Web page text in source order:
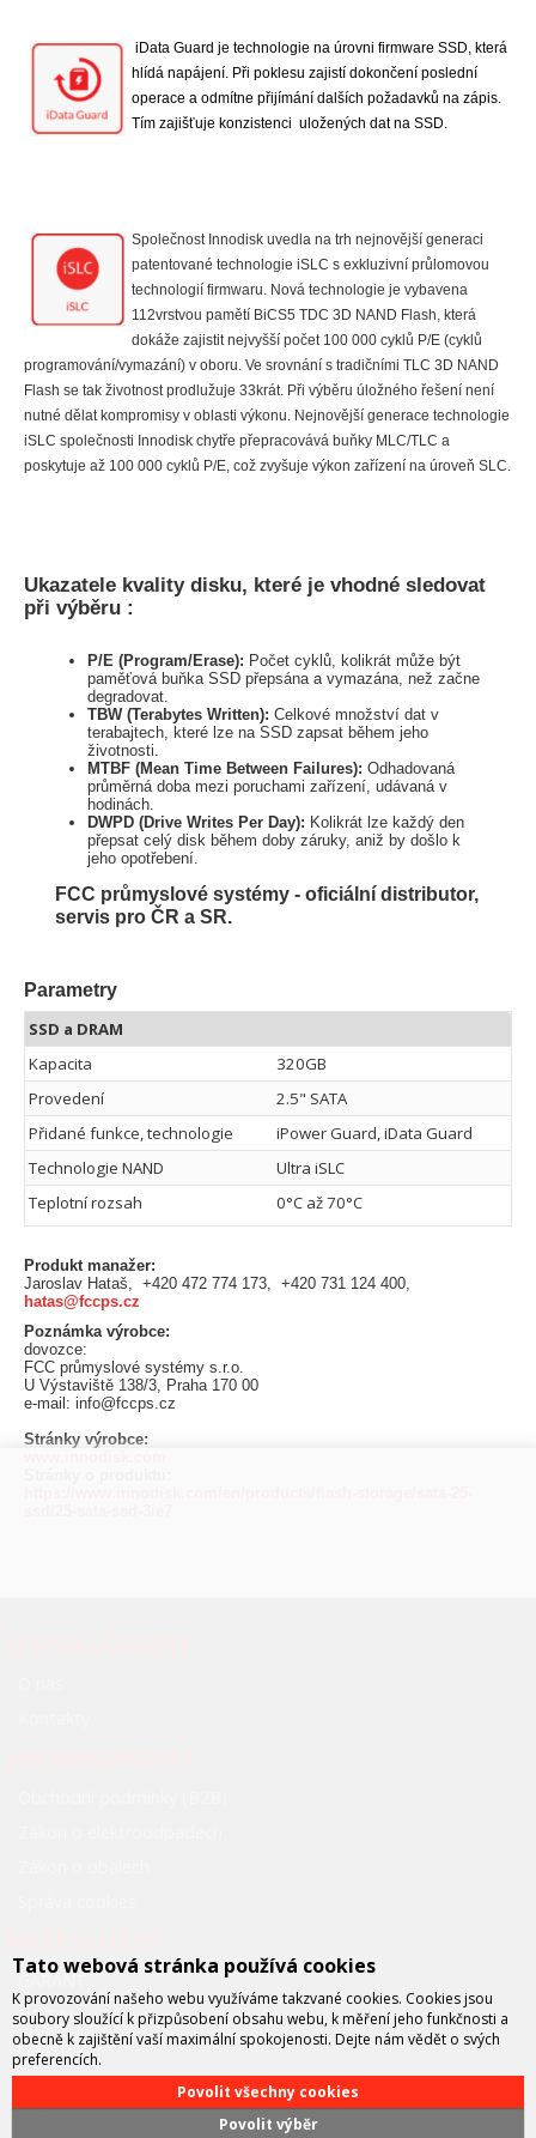
iData Guard je technologie na úrovni firmware SSD, která
hlídá napájení. Při poklesu zajistí dokončení poslední
operace a odmítne přijímání dalších požadavků na zápis.
Tím zajišťuje konzistenci uložených dat na SSD.
Společnost Innodisk uvedla na trh nejnovější generaci
patentované technologie iSLC s exkluzivní průlomovou
technologií firmwaru. Nová technologie je vybavena
112vrstvou pamětí BiCS5 TDC 3D NAND Flash, která
dokáže zajistit nejvyšší počet 100 000 cyklů P/E (cyklů
programování/vymazání) v oboru. Ve srovnání s tradičními TLC 3D NAND
Flash se tak životnost prodlužuje 33krát. Při výběru úložného řešení není
nutné dělat kompromisy v oblasti výkonu. Nejnovější generace technologie
iSLC společnosti Innodisk chytře přepracovává buňky MLC/TLC a
poskytuje až 100 000 cyklů P/E, což zvyšuje výkon zařízení na úroveň SLC.
Ukazatele kvality disku, které je vhodné sledovat
při výběru :
P/E (Program/Erase): Počet cyklů, kolikrát může být
paměťová buňka SSD přepsána a vymazána, než začne
degradovat.
TBW (Terabytes Written): Celkové množství dat v
terabajtech, které lze na SSD zapsat během jeho
životnosti.
MTBF (Mean Time Between Failures): Odhadovaná
průměrná doba mezi poruchami zařízení, udávaná v
hodinách.
DWPD (Drive Writes Per Day): Kolikrát lze každý den
přepsat celý disk během doby záruky, aniž by došlo k
jeho opotřebení.
FCC průmyslové systémy - oficiální distributor,
servis pro ČR a SR.
Parametry
SSD a DRAM
Kapacita
320GB
Provedení
2.5" SATA
Přidané funkce, technologie
iPower Guard, iData Guard
Technologie NAND
Ultra iSLC
Teplotní rozsah
0°C až 70°C
Produkt manažer:
Jaroslav Hataš, +420 472 774 173, +420 731 124 400,
hatas@fccps.cz
Poznámka výrobce:
dovozce:
FCC průmyslové systémy s.r.o.
U Výstaviště 138/3, Praha 170 00
e-mail: info@fccps.cz
Stránky výrobce:
INSTALL
ON-SITE
NBD (Next business day)
Tato webová stránka používá cookies
K provozování našeho webu využíváme takzvané cookies. Cookies jsou
soubory sloužící k přizpůsobení obsahu webu, k měření jeho funkčnosti a
obecně k zajištění vaší maximální spokojenosti. Dejte nám vědět o svých
preferencích.
Povolit výběr
Povolit všechny cookies